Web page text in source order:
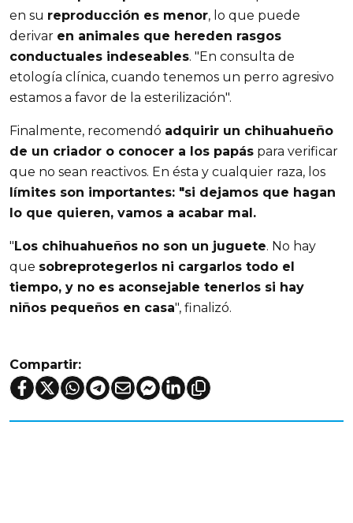
en su reproducción es menor, lo que puede
derivar en animales que hereden rasgos
conductuales indeseables. "En consulta de
etología clínica, cuando tenemos un perro agresivo
estamos a favor de la esterilización".
Finalmente, recomendó adquirir un chihuahueño
de un criador o conocer a los papás para verificar
que no sean reactivos. En ésta y cualquier raza, los
límites son importantes: "si dejamos que hagan
lo que quieren, vamos a acabar mal.
" Los chihuahueños no son un juguete. No hay
que sobreprotegerlos ni cargarlos todo el
tiempo, y no es aconsejable tenerlos si hay
niños pequeños en casa", finalizó.
Compartir: